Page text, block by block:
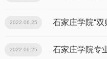
2022.06.25 石家庄学院“
2022.06.25